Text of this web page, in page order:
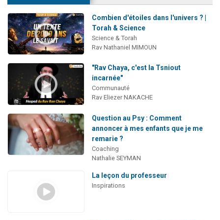
Combien d'étoiles dans l'univers ? |
Torah & Science
Science & Torah
Rav Nathaniel MIMOUN
"Rav Chaya, c'est la Tsniout
incarnée"
Communauté
Rav Eliezer NAKACHE
Question au Psy : Comment
annoncer à mes enfants que je me
remarie ?
Coaching
Nathalie SEYMAN
La leçon du professeur
Inspirations